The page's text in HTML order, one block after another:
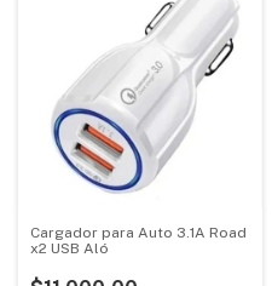
Cargador para Auto 3.1A Road
x2 USB Aló